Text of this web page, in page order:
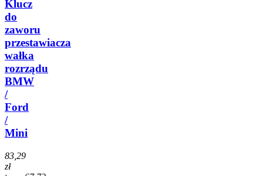
Klucz
do
zaworu
przestawiacza
wałka
rozrządu
BMW
/
Ford
/
Mini
83,29
zł